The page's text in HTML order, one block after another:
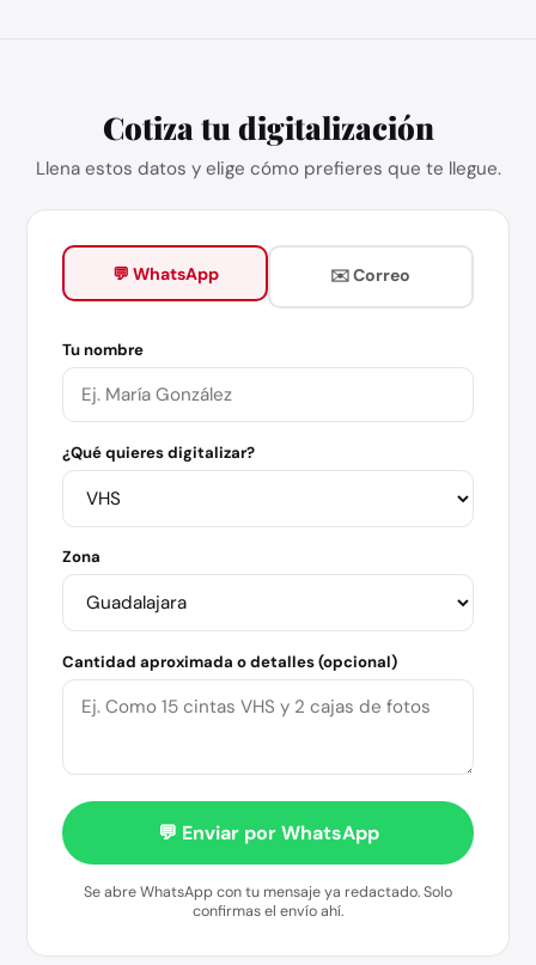
Cotiza tu digitalización
Llena estos datos y elige cómo prefieres que te llegue.
💬 WhatsApp ✉️ Correo
Tu nombre
¿Qué quieres digitalizar?
Zona
Cantidad aproximada o detalles (opcional)
💬 Enviar por WhatsApp
Se abre WhatsApp con tu mensaje ya redactado. Solo
confirmas el envío ahí.